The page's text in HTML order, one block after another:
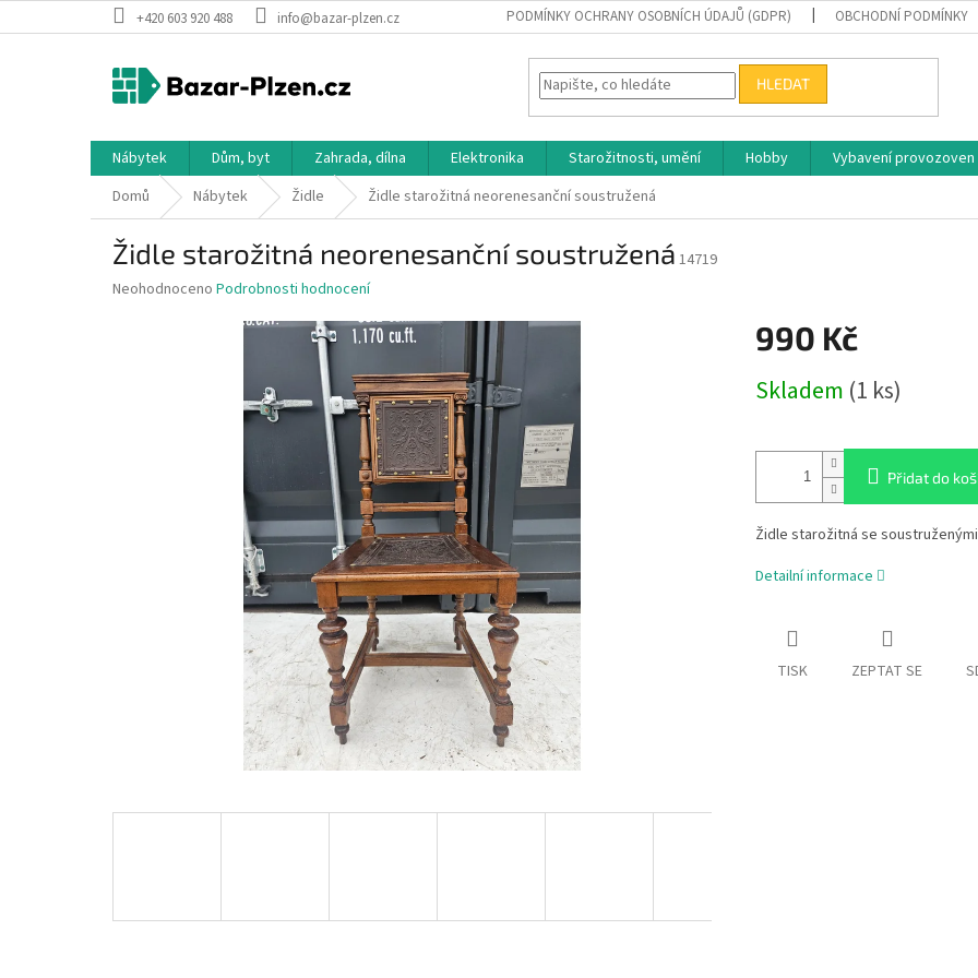
na
+420 603 920 488 info@bazar-plzen.cz PODMÍNKY OCHRANY OSOBNÍCH ÚDAJŮ (GDPR) OBCHODNÍ PODMÍNKY
HLEDAT
Nábytek Dům, byt Zahrada, dílna Elektronika Starožitnosti, umění Hobby Vybavení provozoven
Domů
Nábytek Židle Židle starožitná neorenesanční soustružená
Židle starožitná neorenesanční soustružená 14719
Průměrné
Neohodnoceno Podrobnosti hodnocení
990 Kč
cena:
Skladem (1 ks)
Přidat do
Židle starožitná se
Detailní informace
TISK ZEPTAT SE